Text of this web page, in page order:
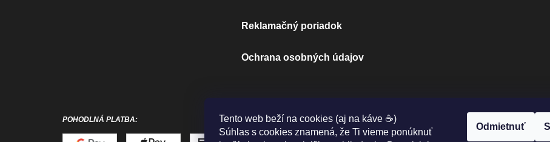
Tento web beží na cookies (aj na káve ☕)
Súhlas s cookies znamená, že Ti vieme ponúknuť
Odmietnuť
Reklamačný poriadok
Ochrana osobných údajov
POHODLNÁ PLATBA: